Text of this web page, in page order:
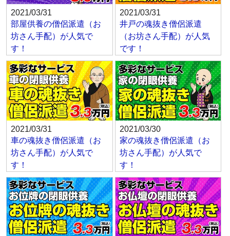
2021/03/31
部屋供養の僧侶派遣（お
坊さん手配）が人気で
す！
2021/03/31
井戸の魂抜き僧侶派遣
（お坊さん手配）が人気
です！
2021/03/31
車の魂抜き僧侶派遣（お
坊さん手配）が人気で
す！
2021/03/30
家の魂抜き僧侶派遣（お
坊さん手配）が人気で
す！